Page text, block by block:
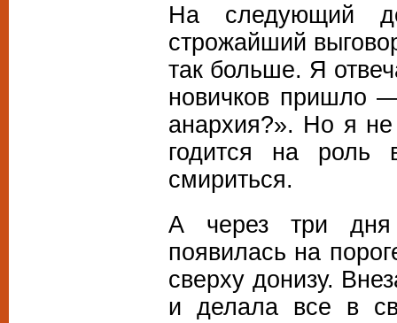
На следующий
строжайший
так больше. Я
новичков пришло
анархия?». Но я
годится на роль
смириться.
А через три
появилась на
сверху донизу.
и делала все в